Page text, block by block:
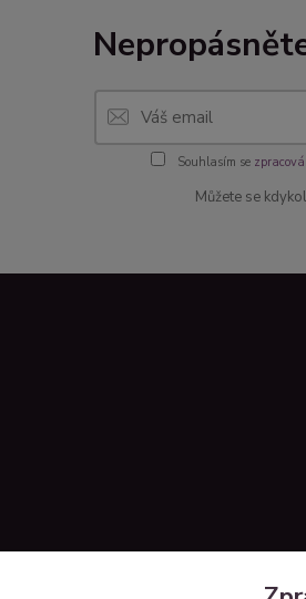
Souhlasím se
Můžete se